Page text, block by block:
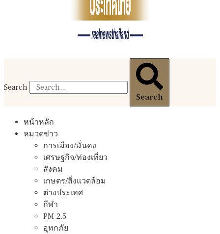
Search
Search
หน้าหลัก
หมวดข่าว
การเมือง/มั่นคง
เศรษฐกิจ/ท่องเที่ยว
สังคม
เกษตร/สิ่งแวดล้อม
ต่างประเทศ
กีฬา
PM 2.5
อุทกภัย